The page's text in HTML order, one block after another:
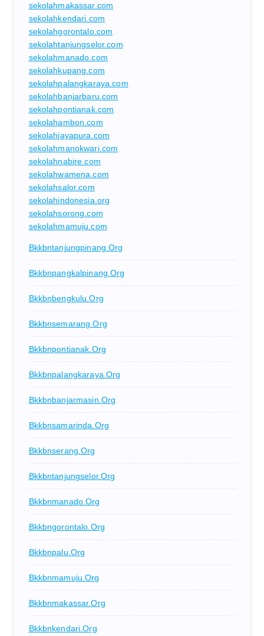
sekolahmakassar.com
sekolahkendari.com
sekolahgorontalo.com
sekolahtanjungselor.com
sekolahmanado.com
sekolahkupang.com
sekolahpalangkaraya.com
sekolahbanjarbaru.com
sekolahpontianak.com
sekolahambon.com
sekolahjayapura.com
sekolahmanokwari.com
sekolahnabire.com
sekolahwamena.com
sekolahsalor.com
sekolahindonesia.org
sekolahsorong.com
sekolahmamuju.com
Bkkbntanjungpinang.org
Bkkbnpangkalpinang.org
Bkkbnbengkulu.org
Bkkbnsemarang.org
Bkkbnpontianak.org
Bkkbnpalangkaraya.org
Bkkbnbanjarmasin.org
Bkkbnsamarinda.org
Bkkbnserang.org
Bkkbntanjungselor.org
Bkkbnmanado.org
Bkkbngorontalo.org
Bkkbnpalu.org
Bkkbnmamuju.org
Bkkbnmakassar.org
Bkkbnkendari.org